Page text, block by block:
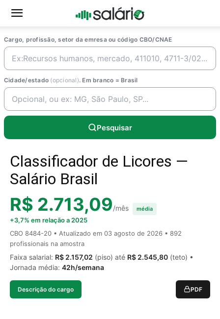
Cargo, profissão, setor da emresa ou código CBO/CNAE
Cidade/estado (opcional). Em branco = Brasil
Pesquisar
Classificador de Licores —
Salário Brasil
R$ 2.713,09/mês média
+3,7% em relação a 2025
CBO 8484-20 • Atualizado em 03 agosto de 2026 • 892
profissionais na amostra
Faixa salarial: R$ 2.157,02 (piso) até R$ 2.545,80 (teto) •
Jornada média: 42h/semana
Descrição do cargo PDF